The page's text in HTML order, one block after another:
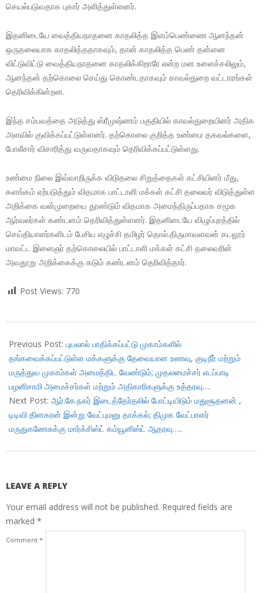
செயல்படுவதாக புகார் அளித்துள்ளனர்.
இதனிடையே வைத்தியநாதனை காதலித்த இளம்பெண்ணை ஆனந்தன்
ஒருதலையாக காதலித்ததாகவும், தான் காதலித்த பெண் தன்னை
விட்டுவிட்டு வைத்தியநாதனை காதலிக்கிறாரே என்ற மன உளைச்சலிலும்,
ஆனந்தன் தற்கொலை செய்து கொண்டதாகவும் காவல்துறை வட்டாரங்கள்
தெரிவிக்கின்றன.
இந்த சம்பவத்தை அடுத்து ஸ்ரீமுஷ்ணம் பகுதியில் காவல்துறையினர் அதிக
அளவில் குவிக்கப்பட்டுள்ளனர். தற்கொலை குறித்த உண்மை தகவல்களை,
போலீசார் விசாரித்து வருவதாகவும் தெரிவிக்கப்பட்டுள்ளது.
உண்மை நிலை இவ்வாறிருக்க விடுதலை சிறுத்தைகள் கட்சியினர் மீது,
களங்கம் ஏற்படுத்தும் விதமாக பாட்டாளி மக்கள் கட்சி தலைவர் விடுத்துள்ள
அறிக்கை வன்முறையை தூண்டும் விதமாக அமைந்திருப்பதாக சமூக
ஆர்வலர்கள் கண்டனம் தெரிவித்துள்ளனர். இதனிடையே விழுப்புரத்தில்
செய்தியாளர்களிடம் பேசிய எழுச்சி தமிழர் தொல்.திருமாவளவன் கடலூர்
மாவட்ட இளைஞர் தற்கொலையில் பாட்டாளி மக்கள் கட்சி தலைவரின்
அவதூறு அறிக்கைக்கு கடும் கண்டனம் தெரிவித்தார்.
Post Views: 770
12-
01
Previous Post: புயலால் பாதிக்கப்பட்டு முகாம்களில்
தங்கவைக்கப்பட்டுள்ள மக்களுக்கு தேவையான உணவு, குடிநீர் மற்றும்
மருத்துவ முகாம்கள் அமைத்திட வேண்டும்; முதலமைச்சர் எடப்பாடி
பழனிசாமி அமைச்சர்கள் மற்றும் அதிகாரிகளுக்கு உத்தரவு….
Next Post: ஆர்.கே.நகர் இடைத்தேர்தலில் போட்டியிடும் மதுசூதனன் ,
டிடிவி தினகரன் இன்று வேட்புமனு தாக்கல்; திமுக வேட்பாளர்
மருதுகணேசுக்கு மார்க்சிஸ்ட் கம்யூனிஸ்ட் ஆதரவு…..
LEAVE A REPLY
Your email address will not be published. Required fields are
marked *
Comment *